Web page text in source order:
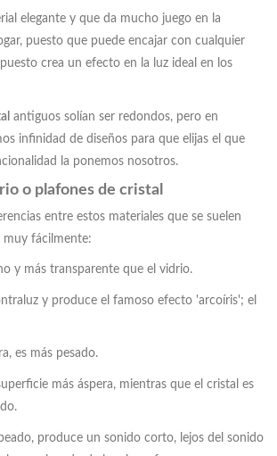
elegante y que da mucho juego en la
puesto que puede encajar con cualquier
crea un efecto en la luz ideal en los
antiguos solían ser redondos, pero en
infinidad de diseños para que elijas el que
la ponemos nosotros.
o plafones de cristal
entre estos materiales que se suelen
fácilmente:
y más transparente que el vidrio.
y produce el famoso efecto 'arcoíris'; el
es más pesado.
más áspera, mientras que el cristal es
produce un sonido corto, lejos del sonido